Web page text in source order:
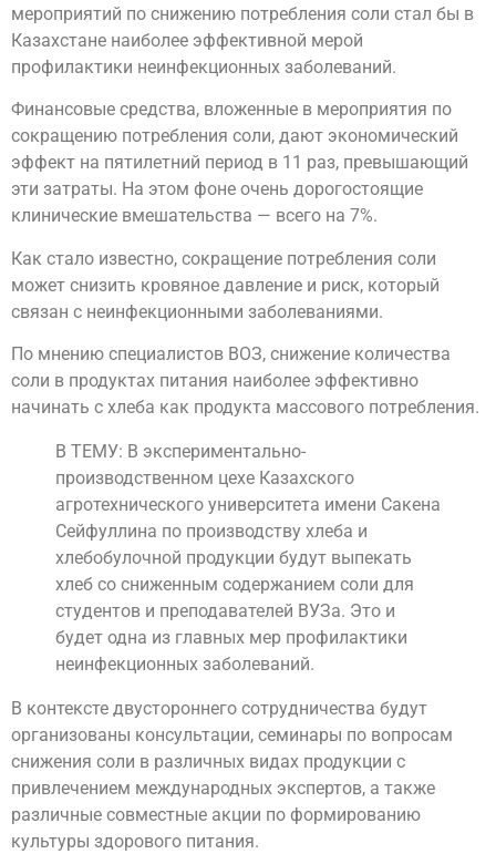
мероприятий по снижению потребления соли стал бы в
Казахстане наиболее эффективной мерой
профилактики неинфекционных заболеваний.
Финансовые средства, вложенные в мероприятия по
сокращению потребления соли, дают экономический
эффект на пятилетний период в 11 раз, превышающий
эти затраты. На этом фоне очень дорогостоящие
клинические вмешательства — всего на 7%.
Как стало известно, сокращение потребления соли
может снизить кровяное давление и риск, который
связан с неинфекционными заболеваниями.
По мнению специалистов ВОЗ, снижение количества
соли в продуктах питания наиболее эффективно
начинать с хлеба как продукта массового потребления.
В ТЕМУ: В экспериментально-
производственном цехе Казахского
агротехнического университета имени Сакена
Сейфуллина по производству хлеба и
хлебобулочной продукции будут выпекать
хлеб со сниженным содержанием соли для
студентов и преподавателей ВУЗа. Это и
будет одна из главных мер профилактики
неинфекционных заболеваний.
В контексте двустороннего сотрудничества будут
организованы консультации, семинары по вопросам
снижения соли в различных видах продукции с
привлечением международных экспертов, а также
различные совместные акции по формированию
культуры здорового питания.